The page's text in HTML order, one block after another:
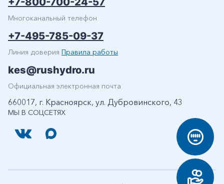
МЫ В СОЦСЕТЯХ
Многоканальный телефон
+7-495-785-09-37
Линия доверия Правила работы
kes@rushydro.ru
Официальная электронная почта
660017, г. Красноярск, ул. Дубровинского, 43